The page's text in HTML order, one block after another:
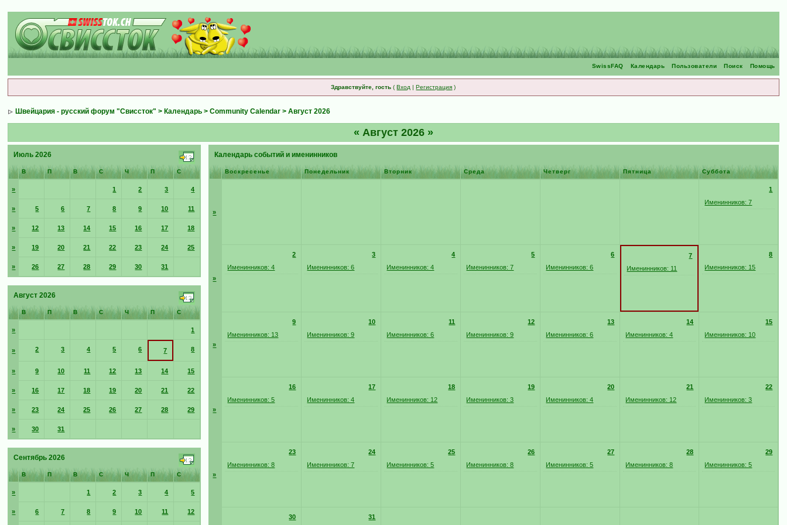
Помощь
Поиск
Пользователи
Календарь
SwissFAQ
Здравствуйте, гость (Вход |Регистрация )
Швейцария - русский форум "Свиссток" > Календарь >Community Calendar > Август 2026
« Август 2026 »
Июль 2026
В П В С Ч П С
» 1 2 3 4
» 5 6 7 8 9 10 11
» 12 13 14 15 16 17 18
» 19 20 21 22 23 24 25
» 26 27 28 29 30 31
Август 2026
В П В С Ч П С
» 1
» 2 3 4 5 6 7 8
» 9 10 11 12 13 14 15
» 16 17 18 19 20 21 22
» 23 24 25 26 27 28 29
» 30 31
Сентябрь 2026
В П В С Ч П С
» 1 2 3 4 5
» 6 7 8 9 10 11 12
Календарь событий и именинников
Воскресенье Понедельник Вторник Среда Четверг Пятница Суббота
»
1
Именинников: 7
»
2
Именинников: 4
3
Именинников: 6
4
Именинников: 4
5
Именинников: 7
6
Именинников: 6
7
Именинников: 11
8
Именинников: 15
»
9
Именинников: 13
10
Именинников: 9
11
Именинников: 6
12
Именинников: 9
13
Именинников: 6
14
Именинников: 4
15
Именинников: 10
»
16
Именинников: 5
17
Именинников: 4
18
Именинников: 12
19
Именинников: 3
20
Именинников: 4
21
Именинников: 12
22
Именинников: 3
»
23
Именинников: 8
24
Именинников: 7
25
Именинников: 5
26
Именинников: 8
27
Именинников: 5
28
Именинников: 8
29
Именинников: 5
30 31